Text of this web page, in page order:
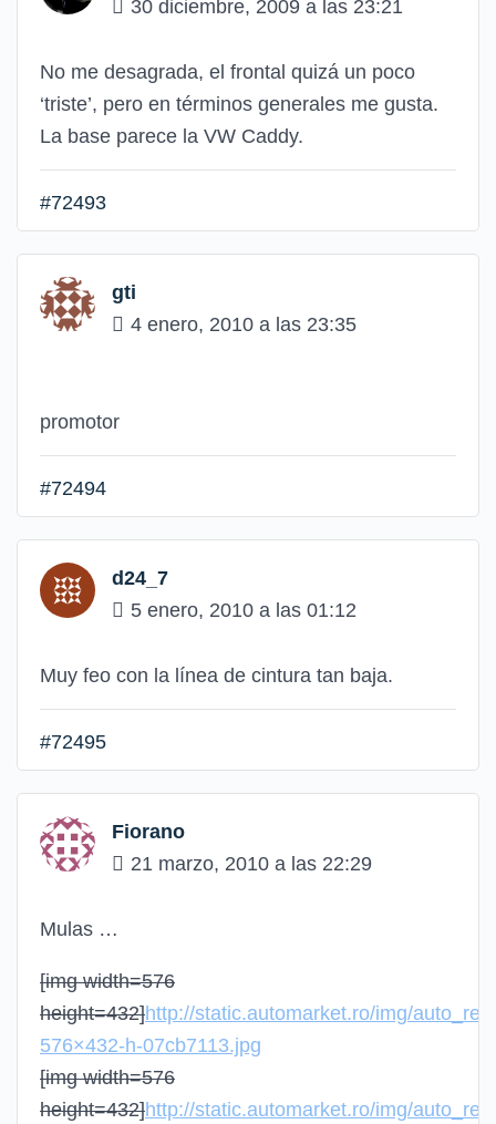
30 diciembre, 2009 a las 23:21
No me desagrada, el frontal quizá un poco
‘triste’, pero en términos generales me gusta.
La base parece la VW Caddy.
#72493
gti
4 enero, 2010 a las 23:35
promotor
#72494
d24_7
5 enero, 2010 a las 01:12
Muy feo con la línea de cintura tan baja.
#72495
Fiorano
21 marzo, 2010 a las 22:29
Mulas …
[img width=576
height=432]http://static.automarket.ro/img/
576×432-h-07cb7113.jpg
[img width=576
height=432]http://static.automarket.ro/img/